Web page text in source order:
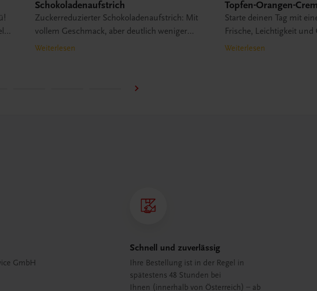
Schokoladenaufstrich
Zuckerreduzierter Schokoladenaufstrich: Mit
vollem Geschmack, aber deutlich weniger
Zucker.
Weiterlesen
Topfen-Orangen-
Starte deinen Tag mit
Frische, Leichtigkeit und
perfekte Power-
Weiterlesen
GmbH
Schnell und zuverlässig
Ihre Bestellung ist in der Regel in
spätestens 48 Stunden bei
Ihnen (innerhalb von Österreich) – ab